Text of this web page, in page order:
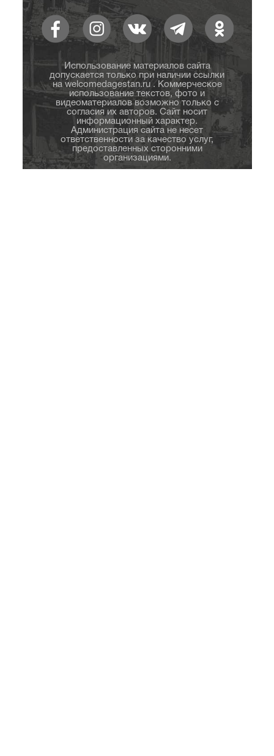
Использование материалов сайта
допускается только при наличии ссылки
на welcomedagestan.ru . Коммерческое
использование текстов, фото и
видеоматериалов возможно только с
согласия их авторов. Сайт носит
информационный характер.
Администрация сайта не несет
ответственности за качество услуг,
предоставленных сторонними
организациями.